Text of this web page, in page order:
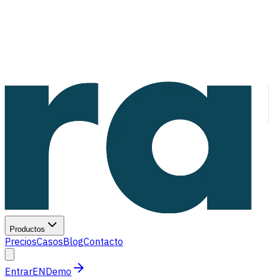
Productos
PreciosCasosBlogContacto
EntrarENDemo